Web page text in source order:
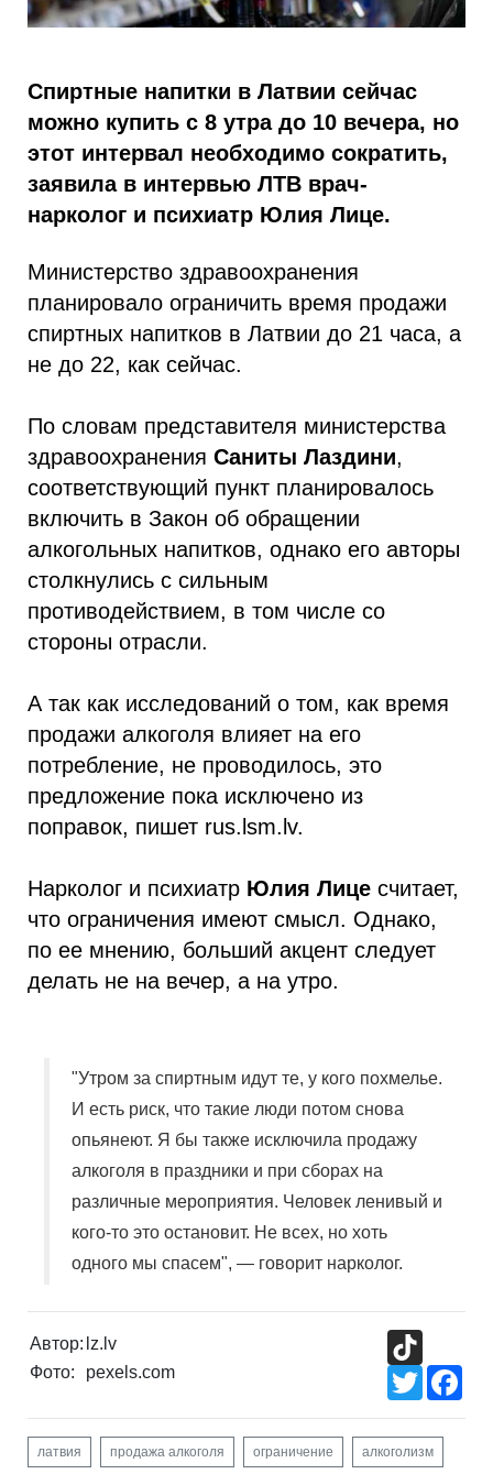
Спиртные напитки в Латвии сейчас
можно купить с 8 утра до 10 вечера, но
этот интервал необходимо сократить,
заявила в интервью ЛТВ врач-
нарколог и психиатр Юлия Лице.
Министерство здравоохранения
планировало ограничить время продажи
спиртных напитков в Латвии до 21 часа, а
не до 22, как сейчас.
По словам представителя министерства
здравоохранения Саниты Лаздини,
соответствующий пункт планировалось
включить в Закон об обращении
алкогольных напитков, однако его авторы
столкнулись с сильным
противодействием, в том числе со
стороны отрасли.
А так как исследований о том, как время
продажи алкоголя влияет на его
потребление, не проводилось, это
предложение пока исключено из
поправок, пишет rus.lsm.lv.
Нарколог и психиатр Юлия Лице считает,
что ограничения имеют смысл. Однако,
по ее мнению, больший акцент следует
делать не на вечер, а на утро.
"Утром за спиртным идут те, у кого похмелье.
И есть риск, что такие люди потом снова
опьянеют. Я бы также исключила продажу
алкоголя в праздники и при сборах на
различные мероприятия. Человек ленивый и
кого-то это остановит. Не всех, но хоть
одного мы спасем", — говорит нарколог.
Автор: lz.lv
Фото:
pexels.com
Twitter
латвия продажа алкоголя ограничение алкоголизм